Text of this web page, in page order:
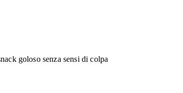
goloso senza sensi di colpa